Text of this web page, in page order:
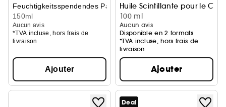
Feuchtigkeitsspendendes Parfümiertes Körperöl
150ml
Aucun avis
*TVA incluse, hors frais de
livraison
Ajouter
Huile Scintillante pour le
100 ml
Aucun avis
Disponible en 2 formats
*TVA incluse, hors frais de
livraison
Ajouter
Deal